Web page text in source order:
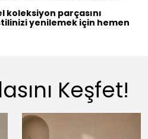
koleksiyon parçasını
yenilemek için hemen
Keşfet!